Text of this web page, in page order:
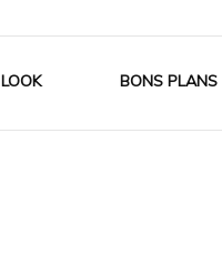
LOOK BONS PLANS